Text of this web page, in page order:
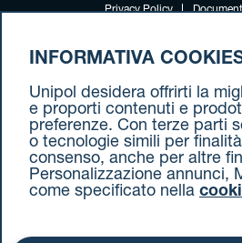
Privacy Policy
INFORMATIVA
Unipol desidera offrirti la
e proporti contenuti e
preferenze. Con terze parti
o tecnologie simili per
consenso, anche per altre
Personalizzazione annunci,
come specificato nella